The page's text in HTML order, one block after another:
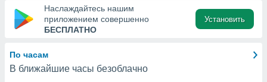
доступ
Наслаждайтесь нашим
приложением совершенно
БЕСПЛАТНО
Установить
По часам
В ближайшие часы безоблачно